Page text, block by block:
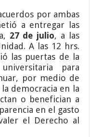
por ambas
a entregar las
27 de julio, a las
A las 12 hrs.
las puertas de la
para
por medio de
democracia en la
o benefician a
en el gasto
el Derecho al